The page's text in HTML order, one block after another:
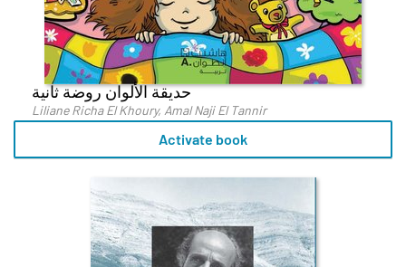
حديقة الألوان روضة ثانية
Liliane Richa El Khoury, Amal Naji El Tannir
Activate book